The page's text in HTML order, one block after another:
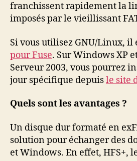
franchissent rapidement la
imposés par le vieillissant
Si vous utilisez GNU/Linux, il
pour Fuse. Sur Windows XP
Serveur 2003, vous pourrez
jour spécifique depuisle site
Quels sont les avantages ?
Un disque dur formaté en
solution pour échanger des
et Windows. En effet, HFS+,